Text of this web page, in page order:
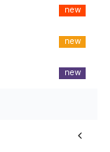
new
new
new